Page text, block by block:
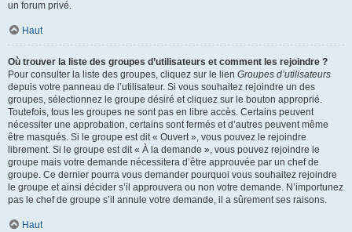
un forum privé.
Haut
Où trouver la liste des groupes d’utilisateurs et comment les rejoindre ?
Pour consulter la liste des groupes, cliquez sur le lien Groupes d’utilisateurs
depuis votre panneau de l’utilisateur. Si vous souhaitez rejoindre un des
groupes, sélectionnez le groupe désiré et cliquez sur le bouton approprié.
Toutefois, tous les groupes ne sont pas en libre accès. Certains peuvent
nécessiter une approbation, certains sont fermés et d’autres peuvent même
être masqués. Si le groupe est dit « Ouvert », vous pouvez le rejoindre
librement. Si le groupe est dit « À la demande », vous pouvez rejoindre le
groupe mais votre demande nécessitera d’être approuvée par un chef de
groupe. Ce dernier pourra vous demander pourquoi vous souhaitez rejoindre
le groupe et ainsi décider s’il approuvera ou non votre demande. N’importunez
pas le chef de groupe s’il annule votre demande, il a sûrement ses raisons.
Haut